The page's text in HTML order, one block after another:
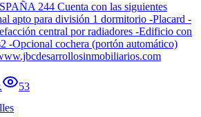
244 Cuenta con las siguientes
apto para división 1 dormitorio -Placard -
central por radiadores -Edificio con
-Opcional cochera (portón automático)
53